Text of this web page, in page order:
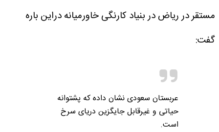
مستقر در ریاض در بنیاد کارنگی خاورمیانه دراین باره
گفت:
عربستان سعودی نشان داده که پشتوانه
حیاتی و غیرقابل جایگزین دریای سرخ
است.